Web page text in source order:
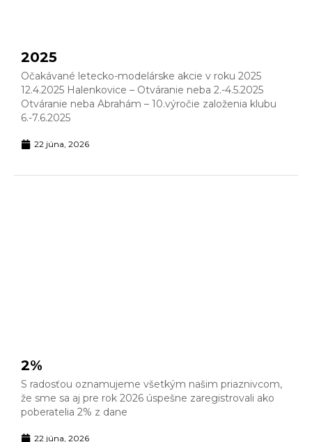
2025
Očakávané letecko-modelárske akcie v roku 2025
12.4.2025 Halenkovice – Otváranie neba 2.-4.5.2025
Otváranie neba Abrahám – 10.výročie založenia klubu
6.-7.6.2025
22 júna, 2026
2%
S radosťou oznamujeme všetkým našim priaznivcom,
že sme sa aj pre rok 2026 úspešne zaregistrovali ako
poberatelia 2% z dane
22 júna, 2026